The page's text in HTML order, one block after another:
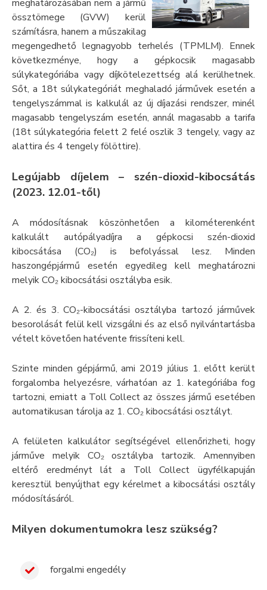
meghatározásában nem a jármű
össztömege (GVW) kerül
számításra, hanem a műszakilag
megengedhető legnagyobb terhelés (TPMLM). Ennek
következménye, hogy a gépkocsik magasabb
súlykategóriába vagy díjkötelezettség alá kerülhetnek.
Sőt, a 18t súlykategóriát meghaladó járművek esetén a
tengelyszámmal is kalkulál az új díjazási rendszer, minél
magasabb tengelyszám esetén, annál magasabb a tarifa
(18t súlykategória felett 2 felé oszlik 3 tengely, vagy az
alattira és 4 tengely fölöttire).
Legújabb díjelem – szén-dioxid-kibocsátás
(2023. 12.01-től)
A módosításnak köszönhetően a kilométerenként
kalkulált autópályadíjra a gépkocsi szén-dioxid
kibocsátása (CO₂) is befolyással lesz. Minden
haszongépjármű esetén egyedileg kell meghatározni
melyik CO₂ kibocsátási osztályba esik.
A 2. és 3. CO₂-kibocsátási osztályba tartozó járművek
besorolását felül kell vizsgálni és az első nyilvántartásba
vételt követően hatévente frissíteni kell.
Szinte minden gépjármű, ami 2019 július 1. előtt került
forgalomba helyezésre, várhatóan az 1. kategóriába fog
tartozni, emiatt a Toll Collect az összes jármű esetében
automatikusan tárolja az 1. CO₂ kibocsátási osztályt.
A felületen kalkulátor segítségével ellenőrizheti, hogy
járműve melyik CO₂ osztályba tartozik. Amennyiben
eltérő eredményt lát a Toll Collect ügyfélkapuján
keresztül benyújthat egy kérelmet a kibocsátási osztály
módosításáról.
Milyen dokumentumokra lesz szükség?
forgalmi engedély